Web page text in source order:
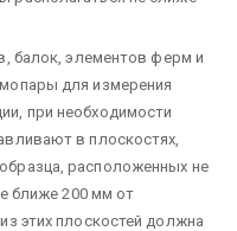
балок, элементов ферм и
для измерения
при необходимости
в плоскостях,
расположенных не
ближе 200 мм от
этих плоскостей должна